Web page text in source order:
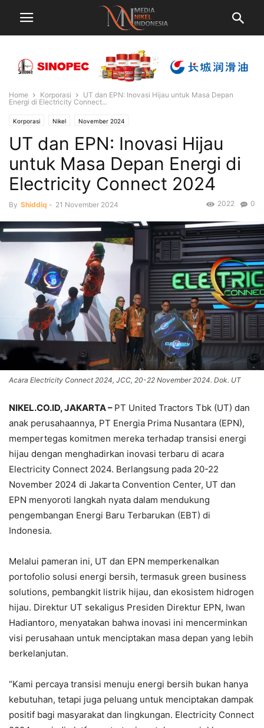
Home Korporasi
UT dan EPN: Inovasi Hijau untuk Masa Depan
Energi di Electricity Connect...
Korporasi Nikel November 2024
UT dan EPN: Inovasi Hijau
untuk Masa Depan Energi di
Electricity Connect 2024
By Shiddiq - 21 November 2024 0
2022
Acara Electricity Connect 2024, JCC, 20-22 November 2024. Dok. UT
NIKEL.CO.ID, JAKARTA – PT United Tractors Tbk (UT) dan
anak perusahaannya, PT Energia Prima Nusantara (EPN),
mempertegas komitmen mereka terhadap transisi energi
hijau dengan menghadirkan inovasi terbaru di acara
Electricity Connect 2024. Berlangsung pada 20-22
November 2024 di Jakarta Convention Center, UT dan
EPN menyoroti langkah nyata dalam mendukung
pengembangan Energi Baru Terbarukan (EBT) di
Indonesia.
Melalui pameran ini, UT dan EPN memperkenalkan
portofolio solusi energi bersih, termasuk green business
solutions, pembangkit listrik hijau, dan ekosistem hidrogen
hijau. Direktur UT sekaligus Presiden Direktur EPN, Iwan
Hadiantoro, menyatakan bahwa inovasi ini mencerminkan
visi perusahaan untuk menciptakan masa depan yang lebih
berkelanjutan.
“Kami percaya transisi menuju energi bersih bukan hanya
kebutuhan, tetapi juga peluang untuk menciptakan dampak
positif bagi masyarakat dan lingkungan. Electricity Connect